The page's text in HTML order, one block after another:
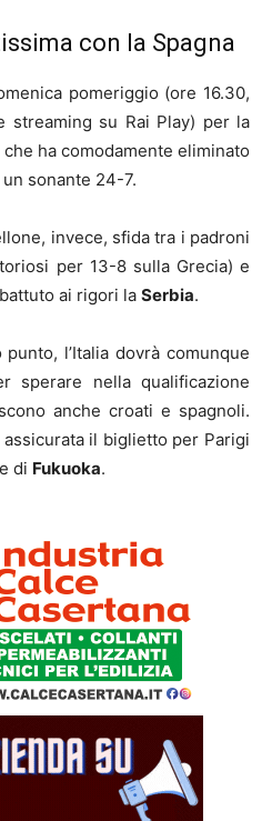
con la Spagna
pomeriggio (ore 16.30,
streaming su Rai Play) per la
che ha comodamente eliminato
sonante 24-7.
invece, sfida tra i padroni
per 13-8 sulla Grecia) e
ai rigori la Serbia.
l’Italia dovrà comunque
sperare nella qualificazione
anche croati e spagnoli.
assicurata il biglietto per Parigi
di Fukuoka.